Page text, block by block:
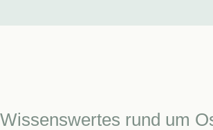
Wissenswertes rund um